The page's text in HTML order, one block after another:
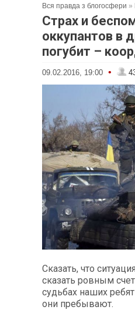
Вся правда з блогосфери »
Страх и
оккупантов в
погубит –
09.02.2016, 19:00 •
Сказать, что
сказать ровным
судьбах наших
они пребывают.